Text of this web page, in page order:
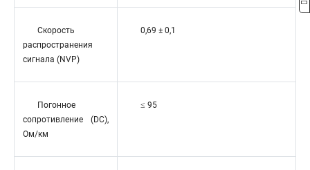
Скорость
распространения
сигнала (NVP)
0,69 ± 0,1
Погонное
сопротивление (DC),
Ом/км
≤ 95